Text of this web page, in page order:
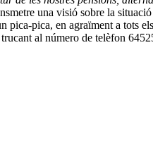
una visió sobre la
pica, en agraïment a tots
al número de telèfon